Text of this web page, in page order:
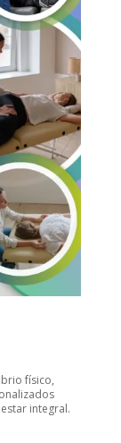
físico,
integral.